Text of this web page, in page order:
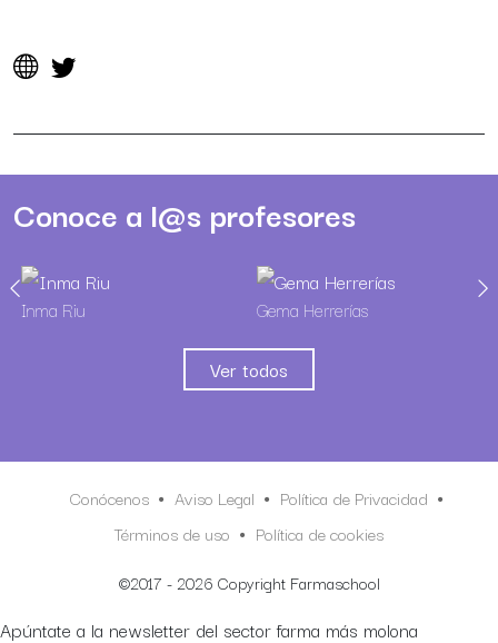
Conoce a l@s profesores
Inma Riu Gema Herrerías
Ver todos
Conócenos Aviso Legal
Política de Privacidad
Términos de uso
Política de cookies
©2017 - 2026 Copyright Farmaschool
Apúntate a la newsletter del sector farma más molona